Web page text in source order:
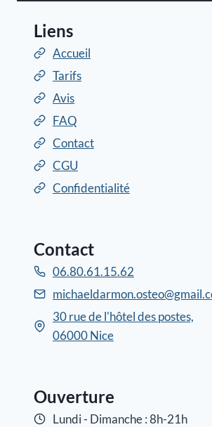
Liens
Accueil
Tarifs
Avis
FAQ
Contact
CGU
Confidentialité
Contact
06.80.61.15.62
30 rue de l'hôtel des postes,
06000 Nice
Ouverture
Lundi - Dimanche : 8h-21h